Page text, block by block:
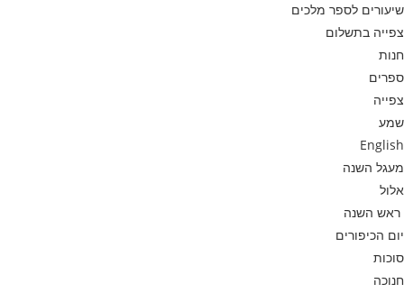
שיעורים לספר מלכים
צפייה בתשלום
חנות
ספרים
צפייה
שמע
English
מעגל השנה
אלול
ראש השנה
יום הכיפורים
סוכות
חנוכה